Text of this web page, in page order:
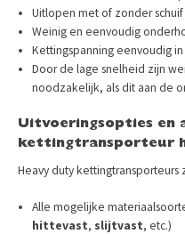
Uitlopen met of zonder
Weinig en eenvoudig
Kettingspanning eenvoudig
Door de lage snelheid zijn
noodzakelijk, als dit aan de
Uitvoeringsopties en
kettingtransporteur
Heavy duty
Alle mogelijke
hittevast, slijtvast, etc.)